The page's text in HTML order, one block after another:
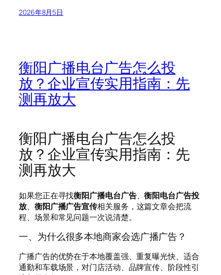
2026年8月5日
衡阳广播电台广告怎么投
放？企业宣传实用指南：先
测再放大
衡阳广播电台广告怎么投
放？企业宣传实用指南：先
测再放大
如果您正在寻找衡阳广播电台广告、衡阳电台广告投
放、 衡阳广播广告宣传相关服务，这篇文章会把流
程、场景和常见问题一次说清楚。
一、为什么很多本地商家会选广播广告？
广播广告的优势在于本地覆盖强、重复曝光快、适合
通勤和车载场景，对门店活动、品牌宣传、阶段性引